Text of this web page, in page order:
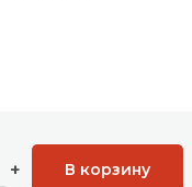
+ В корзину